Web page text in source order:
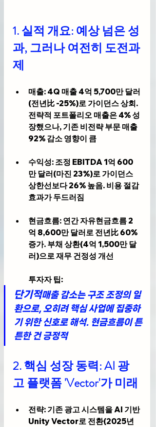
1. 실적 개요: 예상 넘은 성
과, 그러나 여전히 도전과
제
매출: 4Q 매출 4억 5,700만 달러
(전년比 -25%)로 가이던스 상회.
전략적 포트폴리오 매출은 4% 성
장했으나, 기존 비전략 부문 매출
92% 감소 영향이 큼
수익성: 조정 EBITDA 1억 600
만 달러(마진 23%)로 가이던스
상한선보다 26% 높음. 비용 절감
효과가 두드러짐
현금흐름: 연간 자유현금흐름 2
억 8,600만 달러로 전년比 60%
증가. 부채 상환(4억 1,500만 달
러)으로 재무 건정성 개선
투자자 팁:
단기적매출 감소는 구조 조정의 일
환으로, 오히려 핵심 사업에 집중하
기 위한 신호로 해석. 현금흐름이 튼
튼한 건 긍정적
2. 핵심 성장 동력: AI 광
고 플랫폼 'Vector'가 미래
전략: 기존 광고 시스템을 AI 기반
Unity Vector로 전환(2025년